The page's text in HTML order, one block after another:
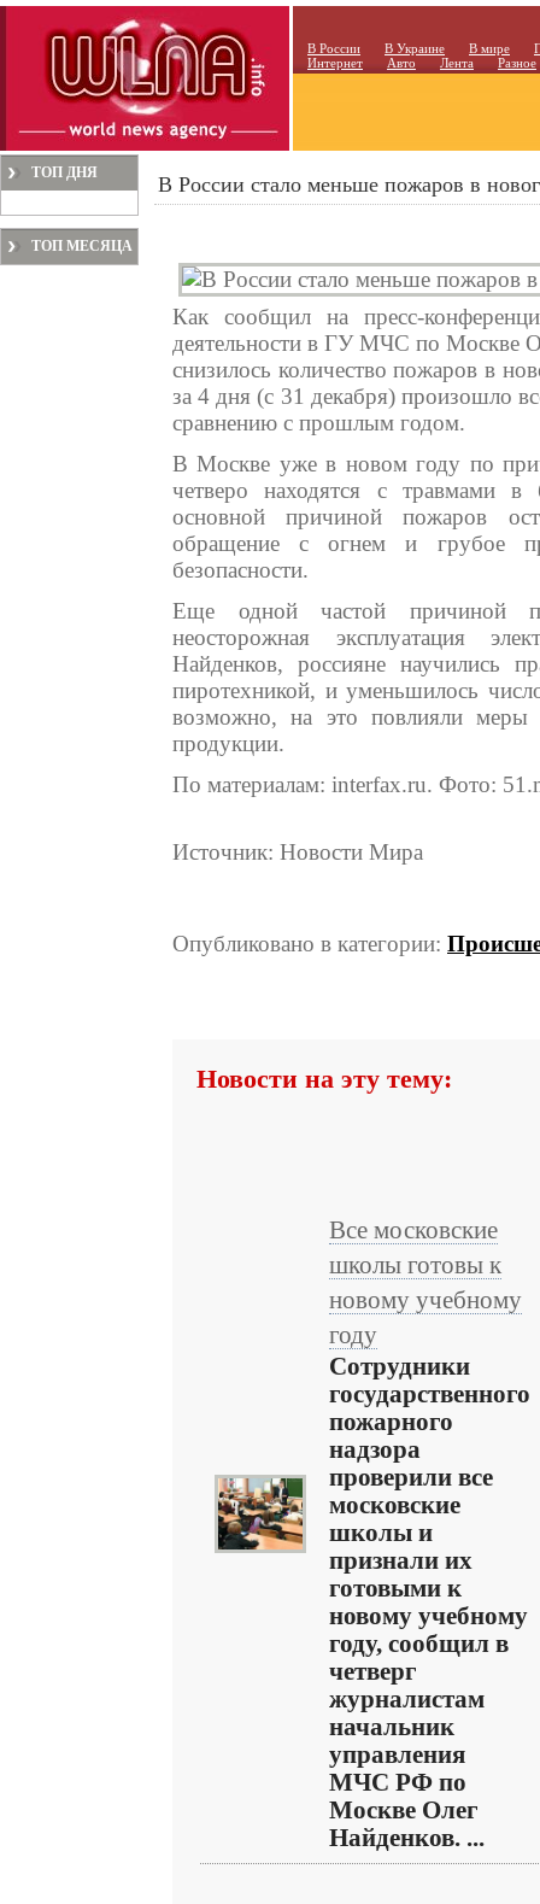
В России В Украине В мире
Интернет
Авто Лента Разное
ТОП ДНЯ
ТОП МЕСЯЦА
В России стало меньше пожаров в
Как сообщил на пресс-
деятельности в ГУ МЧС по Москве
снизилось количество пожаров в
за 4 дня (с 31 декабря) произошло
сравнению с прошлым годом.
В Москве уже в новом году по
четверо находятся с травмами
основной причиной пожаров
обращение с огнем и грубое
безопасности.
Еще одной частой причиной
неосторожная эксплуатация
Найденков, россияне научились
пиротехникой, и уменьшилось
возможно, на это повлияли меры
продукции.
По материалам: interfax.ru. Фото:
Источник: Новости Мира
Опубликовано в категории:
Новости на эту тему:
Все московские
школы готовы к
новому учебному
году
Сотрудники
государственного
пожарного
надзора
проверили все
московские
школы и
признали их
готовыми к
новому учебному
году, сообщил в
четверг
журналистам
начальник
управления
МЧС РФ по
Москве Олег
Найденков. ...